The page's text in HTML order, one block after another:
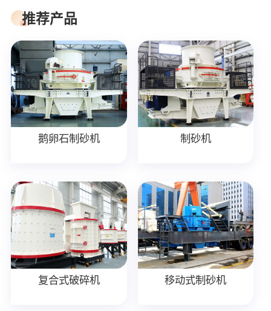
推荐产品
鹅卵石制砂机 制砂机
复合式破碎机 移动式制砂机